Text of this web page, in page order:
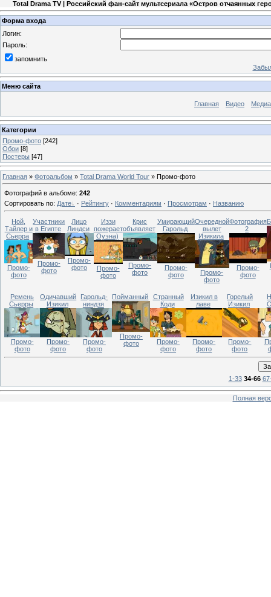
Total Drama TV | Российский фан-сайт мультсериала «Остров отчаянных
Форма входа
Логин:
Пароль:
запомнить
Меню сайта
Главная Видео Медиа
Категории
Промо-фото [242]
Обои [8]
Постеры [47]
Главная » Фотоальбом » Total Drama World Tour » Промо-фото
Фотографий в альбоме: 242
Сортировать по: Дате · Рейтингу · Комментариям · Просмотрам · Названию
Ной,
Тайлер и
Сьерра
Промо-
фото
Участники
в Египте
Промо-
фото
Лицо
Линдси
Промо-
фото
Иззи
пожерает
Оуэна)
Промо-
фото
Крис
объявляет
Промо-
фото
Умирающий
Гарольд
Промо-
фото
Очередной
вылет
Изикила
Промо-
фото
Фотография
2
Промо-
фото
Ремень
Сьерры
Промо-
фото
Одичавший
Изикил
Промо-
фото
Гарольд-
ниндзя
Промо-
фото
Пойманный
Промо-
фото
Странный
Коди
Промо-
фото
Изикил в
лаве
Промо-
фото
Горелый
Изикил
Промо-
фото
1-33 34-66
Полная